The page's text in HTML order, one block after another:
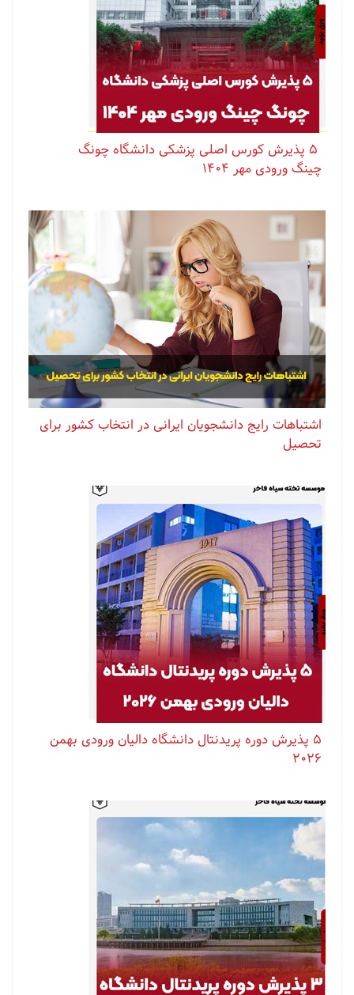
چینگ ورودی مهر ۱۴۰۴
اشتباهات رایج دانشجویان ایرانی در انتخاب کشور برای
تحصیل
۵ پذیرش دوره پریدنتال دانشگاه دالیان ورودی بهمن
۲۰۲۶